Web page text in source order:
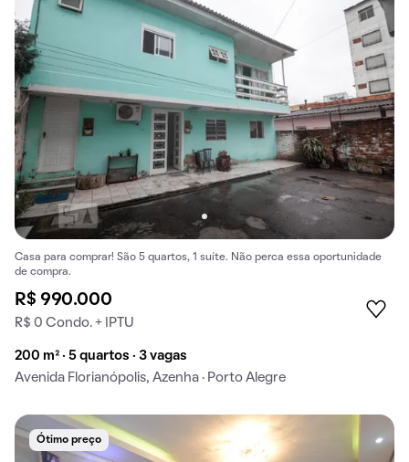
Casa para comprar! São 5 quartos, 1 suíte. Não perca essa oportunidade
de compra.
R$ 990.000
R$ 0 Condo. + IPTU
200 m² · 5 quartos · 3 vagas
Avenida Florianópolis, Azenha · Porto Alegre
Ótimo preço